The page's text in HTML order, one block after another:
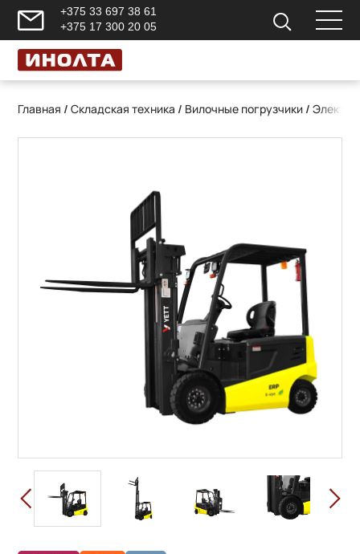
+375 33 697 38 61
+375 17 300 20 05
Главная /Складская техника / Вилочные погрузчики /